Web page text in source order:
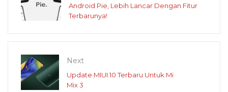
Android Pie, Lebih Lancar Dengan Fitur
Terbarunya!
Next
Update MIUI 10 Terbaru Untuk Mi
Mix 3